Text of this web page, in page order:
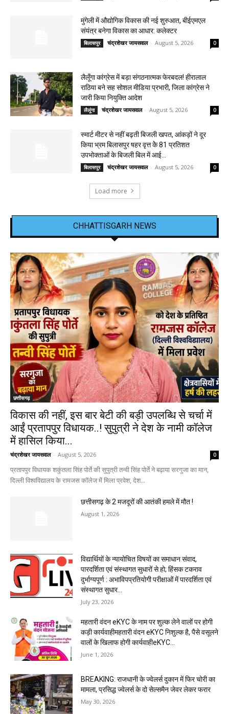
मुंगेली में औद्योगिक विकास की नई शुरुआत, बीईएमएल
संयंत्र बनेगा विकास का आधार: कलेक्टर
बिलासपुर चंद्रशेखर जायसवाल - August 5, 2026 0
लैलूँगा कांग्रेस में बड़ा संगठनात्मक फेरबदल! हीरालाल
राठिया बने सह सोशल मीडिया प्रभारी, जिला कांग्रेस ने
जारी किया नियुक्ति आदेश
लैलूंगा चंद्रशेखर जायसवाल - August 5, 2026 0
स्मार्ट मीटर से नहीं बढ़ती बिजली खपत, आंकड़ों ने दूर
किया भ्रम बिलासपुर षहर वृत्त केे 81 प्रतिशत
उपभोक्ताओं के बिजली बिल में आई...
बिलासपुर चंद्रशेखर जायसवाल - August 5, 2026 0
Load more
CHHATTISGARH NEWS
छत्तीसगढ़
विकास की नहीं, इस बार बेटी की बड़ी उपलब्धि से चर्चा में
आईं प्रतापपुर विधायक..! सुपुत्री ने देश के नामी कॉलेज
में हासिल किया...
चंद्रशेखर जायसवाल - August 5, 2026 0
प्रतापपुर विधायक शकुंतला सिंह पोर्ते की सुपुत्री तन्वी सिंह पोर्ते ने बढ़ाया सरगुजा का मान,
दिल्ली विश्वविद्यालय के रामजस कॉलेज में मिला प्रवेश, देश...
छत्तीसगढ़ के 2 मजदूरों की आतंकी हमले में मौत !
August 1, 2026
विद्यार्थियों के न्यायोचित विषयों का समाधान संवाद,
पारदर्शिता एवं संस्थागत सुधारों से हो; हिंसक टकराव
दुर्भाग्यपूर्ण : अभाविपप्रतियोगी परीक्षाओं में पारदर्शिता एवं
संस्थागत सुधार...
July 23, 2026
महतारी वंदन eKYC के नाम पर शुल्क लेने वालों पर होगी
कड़ी कार्यवाहीमहतारी वंदन eKYC निशुल्क है, पैसे वसूलने
वालों के खिलाफ होगी कार्यवाहीeKYC...
June 1, 2026
BREAKING: राजधानी के ज्वेलर्स दुकान में फिर चोरी का
मामला, प्रसिद्ध ज्वेलर्स के दो सेल्समैन जेवर लेकर फरार
May 30, 2026